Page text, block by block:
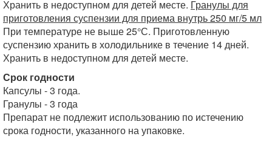
Хранить в недоступном для детей месте. Гранулы для
приготовления суспензии для приема внутрь 250 мг/5 мл
При температуре не выше 25°С. Приготовленную
суспензию хранить в холодильнике в течение 14 дней.
Хранить в недоступном для детей месте.
Срок годности
Капсулы - 3 года.
Гранулы - 3 года
Препарат не подлежит использованию по истечению
срока годности, указанного на упаковке.